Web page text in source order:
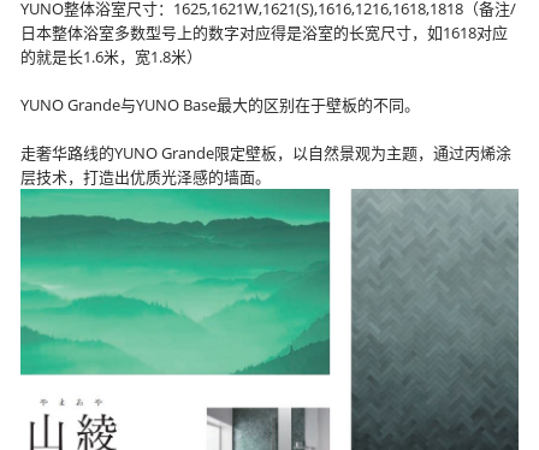
YUNO整体浴室尺寸：1625,1621W,1621(S),1616,1216,1618,1818（备注/
日本整体浴室多数型号上的数字对应得是浴室的长宽尺寸，如1618对应
的就是长1.6米，宽1.8米）
YUNO Grande与YUNO Base最大的区别在于壁板的不同。
走奢华路线的YUNO Grande限定壁板，以自然景观为主题，通过丙烯涂
层技术，打造出优质光泽感的墙面。